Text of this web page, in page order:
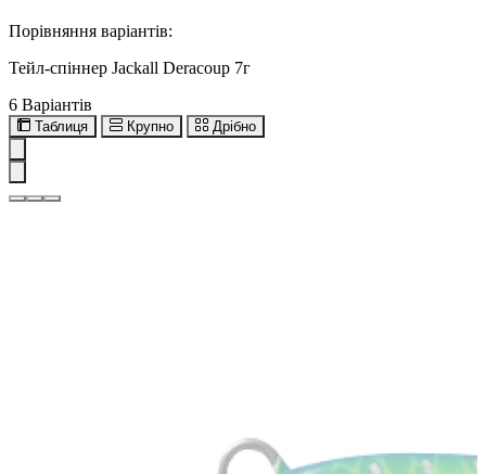
Порівняння варіантів:
Тейл-спіннер Jackall Deracoup 7г
6 Варіантів
Таблиця Крупно Дрібно